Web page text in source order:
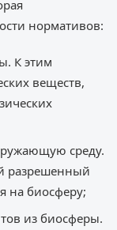
нормативов:
К этим
веществ,
среду.
разрешенный
на биосферу;
из биосферы.